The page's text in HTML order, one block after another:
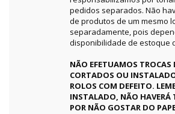
pedidos separados. Não
de produtos de um mesmo
separadamente, pois
disponibilidade de estoque
NÃO EFETUAMOS TROCAS
CORTADOS OU
ROLOS COM DEFEITO.
INSTALADO, NÃO HAVERÁ
POR NÃO GOSTAR DO